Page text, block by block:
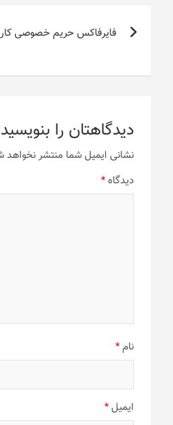
راهبری
نوشتهفایرفاکس حریم خصوصی
دیدگاهتان را بنویسید
نشانی ایمیل شما منتشر نخواهد
دیدگاه*
نام*
ایمیل*